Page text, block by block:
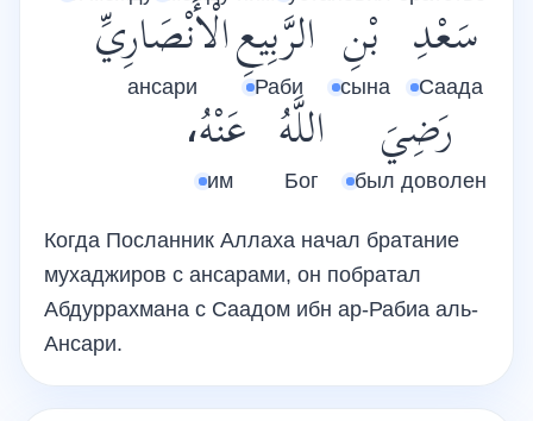
سَعْدِ
Саада
بْنِ
сына
الرَّبِيعِ
Раби
الْأَنْصَارِيِّ
ансари
رَضِيَ
был доволен
اللَّهُ
Бог
عَنْهُ،
им
Когда Посланник Аллаха начал братание
мухаджиров с ансарами, он побратал
Абдуррахмана с Саадом ибн ар-Рабиа аль-
Ансари.